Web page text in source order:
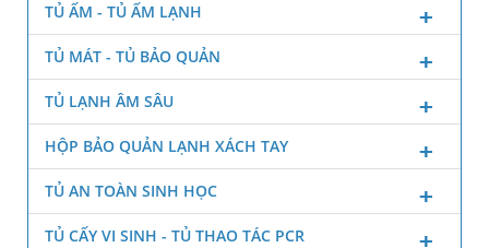
TỦ ẤM - TỦ ẤM LẠNH
TỦ MÁT - TỦ BẢO QUẢN
TỦ LẠNH ÂM SÂU
HỘP BẢO QUẢN LẠNH XÁCH TAY
TỦ AN TOÀN SINH HỌC
TỦ CẤY VI SINH - TỦ THAO TÁC PCR